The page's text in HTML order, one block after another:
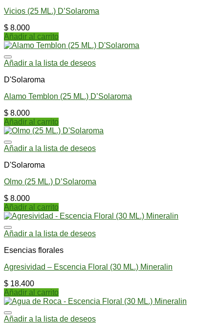
Vicios (25 ML.) D’Solaroma
$ 8.000
Añadir al carrito
Añadir a la lista de deseos
D'Solaroma
Alamo Temblon (25 ML.) D’Solaroma
$ 8.000
Añadir al carrito
Añadir a la lista de deseos
D'Solaroma
Olmo (25 ML.) D’Solaroma
$ 8.000
Añadir al carrito
Añadir a la lista de deseos
Esencias florales
Agresividad – Escencia Floral (30 ML.) Mineralin
$ 18.400
Añadir al carrito
Añadir a la lista de deseos